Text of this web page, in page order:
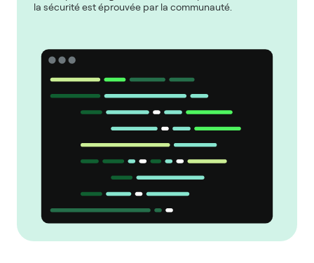
la sécurité est éprouvée par la communauté.